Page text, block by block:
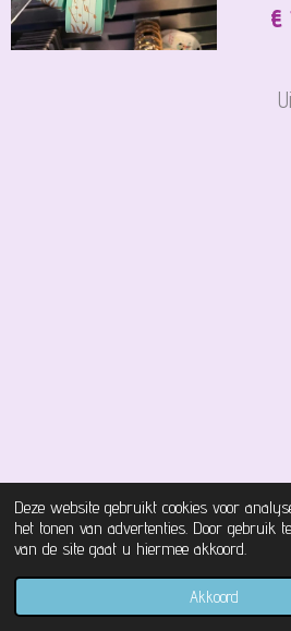
Deze website gebruikt cookies voor
het tonen van advertenties. Door gebruik
van de site gaat u hiermee akkoord.
Akkoord
€